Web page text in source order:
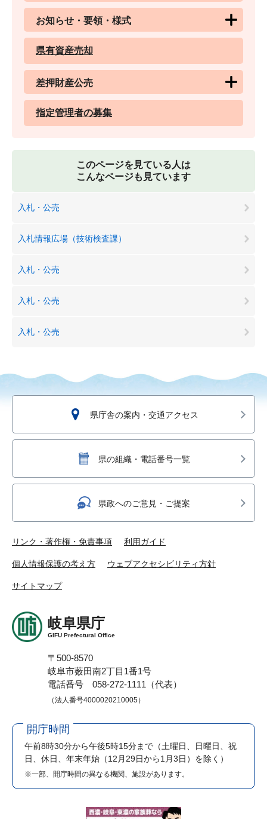
お知らせ・要領・様式
県有資産売却
差押財産公売
指定管理者の募集
このページを見ている人は
こんなページも見ています
入札・公売
入札情報広場（技術検査課）
入札・公売
入札・公売
入札・公売
県庁舎の案内・交通アクセス
県の組織・電話番号一覧
県政へのご意見・ご提案
リンク・著作権・免責事項 利用ガイド
個人情報保護の考え方 ウェブアクセシビリティ方針
サイトマップ
岐阜県庁
GIFU Prefectural Office
〒500-8570
岐阜市薮田南2丁目1番1号
電話番号 058-272-1111（代表）
（法人番号4000020210005）
開庁時間
午前8時30分から午後5時15分まで （土曜日、日曜日、祝
日、休日、年末年始（12月29日から1月3日）を除く）
※一部、開庁時間の異なる機関、施設があります。